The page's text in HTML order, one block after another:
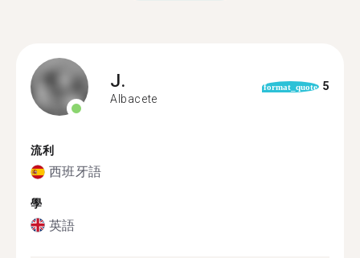
J.
Albacete
format_quote 5
流利
西班牙語
學
英語